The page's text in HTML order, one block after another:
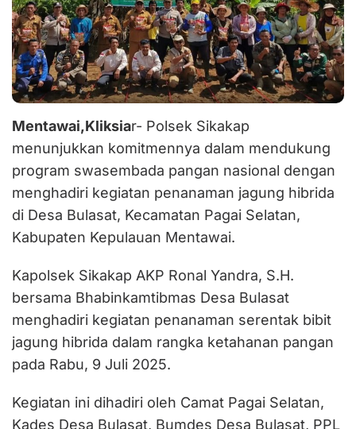
Mentawai,Kliksiar- Polsek Sikakap
menunjukkan komitmennya dalam mendukung
program swasembada pangan nasional dengan
menghadiri kegiatan penanaman jagung hibrida
di Desa Bulasat, Kecamatan Pagai Selatan,
Kabupaten Kepulauan Mentawai.
Kapolsek Sikakap AKP Ronal Yandra, S.H.
bersama Bhabinkamtibmas Desa Bulasat
menghadiri kegiatan penanaman serentak bibit
jagung hibrida dalam rangka ketahanan pangan
pada Rabu, 9 Juli 2025.
Kegiatan ini dihadiri oleh Camat Pagai Selatan,
Kades Desa Bulasat, Bumdes Desa Bulasat, PPL